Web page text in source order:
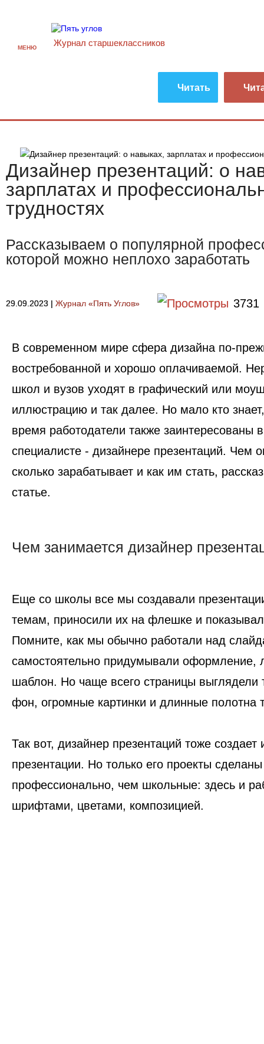
МЕНЮ Журнал старшекласcников
Читать
Дизайнер презентаций: о
зарплатах и
трудностях
Рассказываем о популярной
которой можно неплохо заработать
29.09.2023 | Журнал «Пять Углов» 3731
В современном мире сфера дизайна по-
востребованной и хорошо оплачиваемой.
школ и вузов уходят в графический или
иллюстрацию и так далее. Но мало кто
время работодатели также заинтересованы
специалисте - дизайнере презентаций. Чем
сколько зарабатывает и как им стать,
статье.
Чем занимается дизайнер
Еще со школы все мы создавали
темам, приносили их на флешке и
Помните, как мы обычно работали над
самостоятельно придумывали оформление,
шаблон. Но чаще всего страницы выглядели
фон, огромные картинки и длинные полотна
Так вот, дизайнер презентаций тоже
презентации. Но только его проекты
профессионально, чем школьные: здесь и
шрифтами, цветами, композицией.